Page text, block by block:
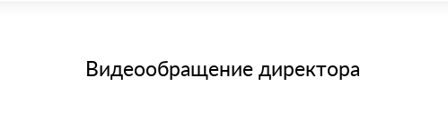
банковским картам
Видеообращение директора